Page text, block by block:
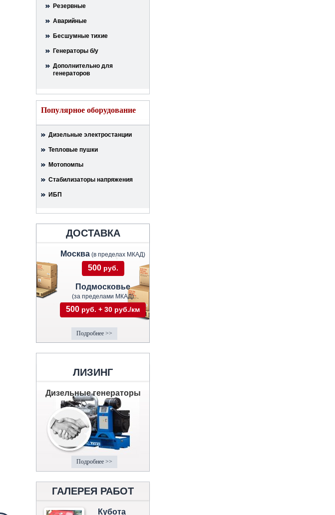
Резервные
Аварийные
Бесшумные тихие
Генераторы б/у
Дополнительно для
генераторов
Популярное оборудование
Дизельные электростанции
Тепловые пушки
Мотопомпы
Стабилизаторы напряжения
ИБП
ДОСТАВКА
Москва (в пределах МКАД)
500 руб.
Подмосковье
(за пределами МКАД)
500 руб. + 30 руб./км
Подробнее >>
ЛИЗИНГ
Дизельные генераторы
Подробнее >>
ГАЛЕРЕЯ РАБОТ
Кубота